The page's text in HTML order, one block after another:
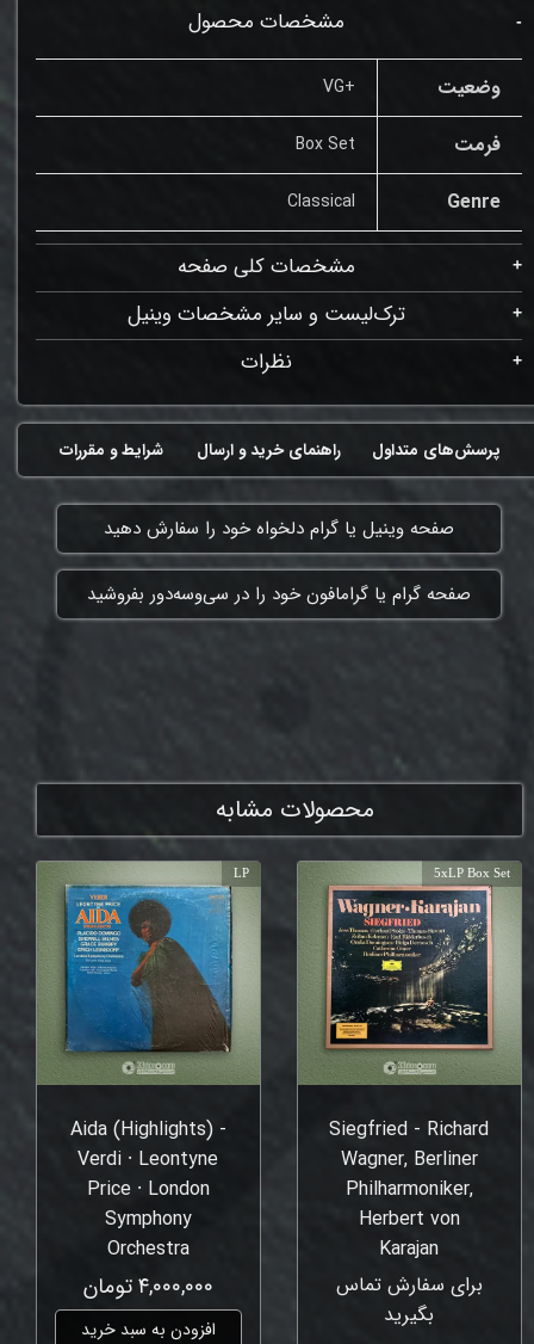
مشخصات محصول
وضعیت +VG
فرمت Box Set
Genre
Classical
مشخصات کلی صفحه
ترک‌لیست و سایر مشخصات وینیل
نظرات
شرایط و مقررات راهنمای خرید و ارسال پرسش‌های متداول
​صفحه وینیل یا گرام دلخواه خود را سفارش دهید
​صفحه گرام یا گرامافون خود را در سی‌وسه‌دور بفروشید
محصولات مشابه
Siegfried - Richard
Wagner, Berliner
Philharmoniker,
Herbert von
Karajan
برای سفارش تماس
بگیرید
5xLP Box Set
Aida (Highlights) -
Verdi ⸱ Leontyne
Price ⸱ London
Symphony
Orchestra
۴,۰۰۰,۰۰۰ تومان
افزودن به سبد خرید
LP